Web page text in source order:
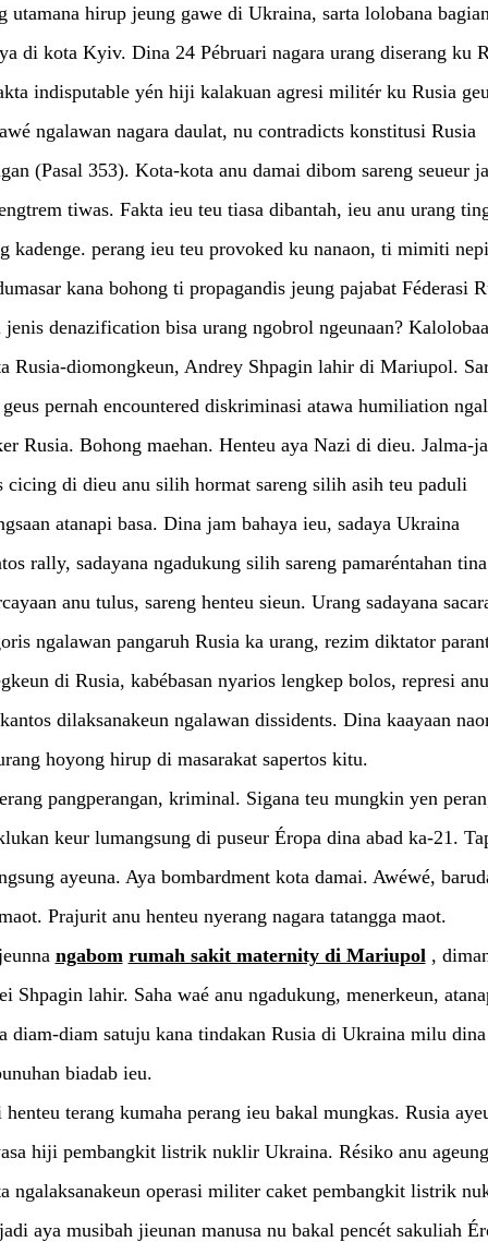
utamana hirup jeung gawe di Ukraina, sarta lolobana
di kota Kyiv. Dina 24 Pébruari nagara urang diserang ku
indisputable yén hiji kalakuan agresi militér ku Rusia
ngalawan nagara daulat, nu contradicts konstitusi Rusia
(Pasal 353). Kota-kota anu damai dibom sareng seueur
tiwas. Fakta ieu teu tiasa dibantah, ieu anu urang
kadenge. perang ieu teu provoked ku nanaon, ti mimiti
kana bohong ti propagandis jeung pajabat Féderasi
jenis denazification bisa urang ngobrol ngeunaan?
Rusia-diomongkeun, Andrey Shpagin lahir di Mariupol.
pernah encountered diskriminasi atawa humiliation
Rusia. Bohong maehan. Henteu aya Nazi di dieu. Jalma-
cicing di dieu anu silih hormat sareng silih asih teu paduli
atanapi basa. Dina jam bahaya ieu, sadaya Ukraina
rally, sadayana ngadukung silih sareng pamaréntahan tina
anu tulus, sareng henteu sieun. Urang sadayana
ngalawan pangaruh Rusia ka urang, rezim diktator
di Rusia, kabébasan nyarios lengkep bolos, represi
dilaksanakeun ngalawan dissidents. Dina kaayaan
hoyong hirup di masarakat sapertos kitu.
pangperangan, kriminal. Sigana teu mungkin yen
keur lumangsung di puseur Éropa dina abad ka-21.
ayeuna. Aya bombardment kota damai. Awéwé,
Prajurit anu henteu nyerang nagara tatangga maot.
ngabom rumah sakit maternity di Mariupol,
Shpagin lahir. Saha waé anu ngadukung, menerkeun,
diam-diam satuju kana tindakan Rusia di Ukraina milu dina
biadab ieu.
terang kumaha perang ieu bakal mungkas. Rusia
hiji pembangkit listrik nuklir Ukraina. Résiko anu ageung
ngalaksanakeun operasi militer caket pembangkit listrik
aya musibah jieunan manusa nu bakal pencét sakuliah